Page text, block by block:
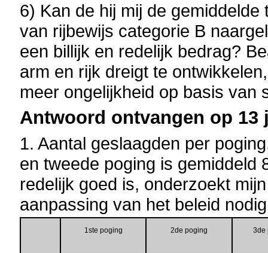
6) Kan de hij mij de
van rijbewijs categorie B
een billijk en redelijk bedrag?
arm en rijk dreigt te
meer ongelijkheid op basis van
Antwoord ontvangen op 13
1. Aantal geslaagden per
en tweede poging is gemiddeld
redelijk goed is, onderzoekt
aanpassing van het beleid
1ste poging 2de poging 3de